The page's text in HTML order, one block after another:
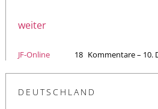
weiter
JF-Online 18 Kommentare – 10.
DEUTSCHLAND